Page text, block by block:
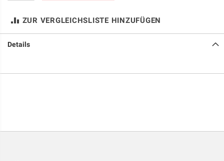
ZUR VERGLEICHSLISTE HINZUFÜGEN
Details